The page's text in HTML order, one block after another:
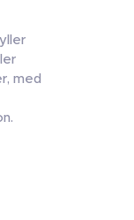
med